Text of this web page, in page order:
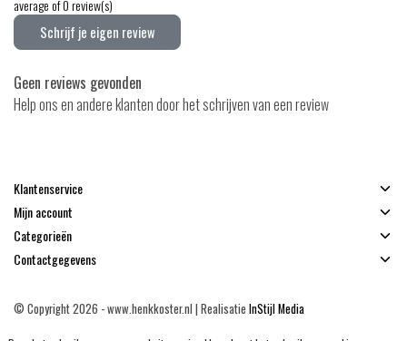
average of 0 review(s)
Schrijf je eigen review
Geen reviews gevonden
Help ons en andere klanten door het schrijven van een review
Klantenservice
Mijn account
Categorieën
Contactgegevens
© Copyright 2026 - www.henkkoster.nl | Realisatie InStijl Media